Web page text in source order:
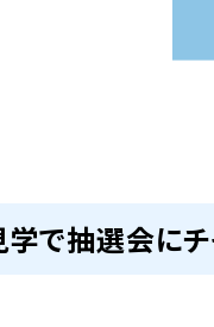
で抽選会にチ